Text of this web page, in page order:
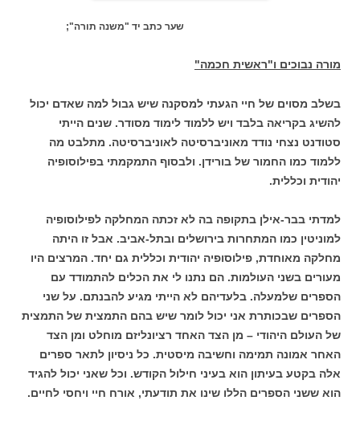
שער כתב יד "משנה תורה";
מורה נבוכים ו"ראשית חכמה"
בשלב מסוים של חיי הגעתי למסקנה שיש גבול למה שאדם יכול
להשיג בקריאה בלבד ויש ללמוד לימוד מסודר. שנים הייתי
סטודנט נצחי נודד מאוניברסיטה לאוניברסיטה. מתלבט מה
ללמוד כמו החמור של בורידן. ולבסוף התמקמתי בפילוסופיה
יהודית וכללית.
למדתי בבר-אילן בתקופה בה לא זכתה המחלקה לפילוסופיה
למוניטין כמו המתחרות בירושלים ובתל-אביב. אבל זו היתה
מחלקה מאוחדת, פילוסופיה יהודית וכללית גם יחד. המרצים היו
מעורים בשני העולמות. הם נתנו לי את הכלים להתמודד עם
הספרים שלמעלה. בלעדיהם לא הייתי מגיע להבנתם. על שני
הספרים שבכותרת אני יכול לומר שיש בהם התמצית של התמצית
של העולם היהודי – מן הצד האחד רציונליזם מוחלט ומן הצד
האחר אמונה תמימה וחשיבה מיסטית. כל ניסיון לתאר ספרים
אלה בקטע בעיתון הוא בעיני חילול הקודש. וכל שאני יכול להגיד
הוא ששני הספרים הללו שינו את תודעתי, אורח חיי ויחסי לחיים.